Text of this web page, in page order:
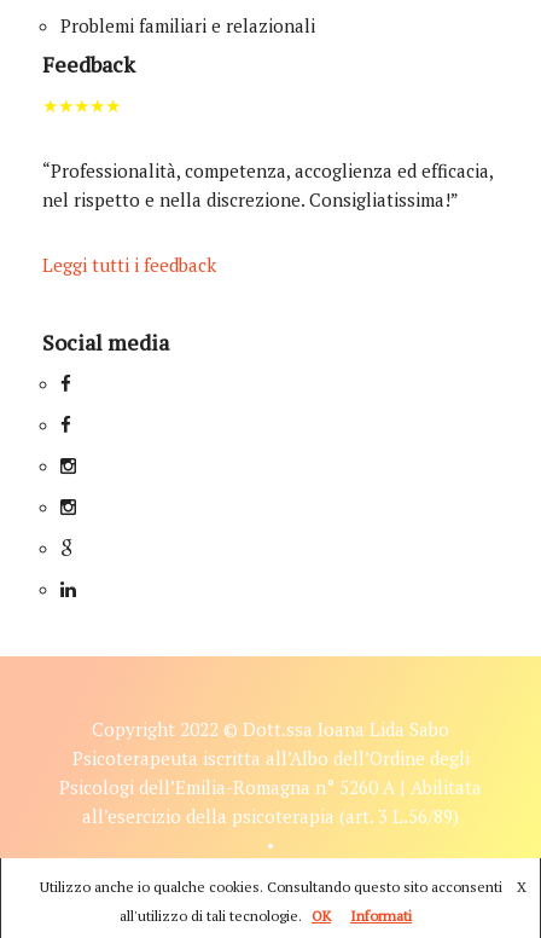
Problemi familiari e relazionali
Feedback
★★★★★
“Professionalità, competenza, accoglienza ed efficacia,
nel rispetto e nella discrezione. Consigliatissima!”
Leggi tutti i feedback
Social media
Copyright 2022 © Dott.ssa Ioana Lida Sabo
Psicoterapeuta iscritta all’Albo dell’Ordine degli
Psicologi dell’Emilia-Romagna n° 5260 A | Abilitata
all’esercizio della psicoterapia (art. 3 L.56/89)
•
Utilizzo anche io qualche cookies. Consultando questo sito acconsenti
all'utilizzo di tali tecnologie.
X
OK
Informati